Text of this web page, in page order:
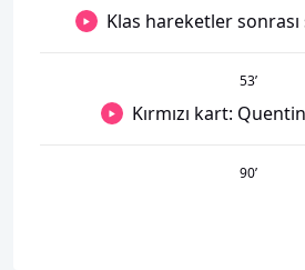
Klas hareketler sonrası
53’
Kırmızı kart:
90’